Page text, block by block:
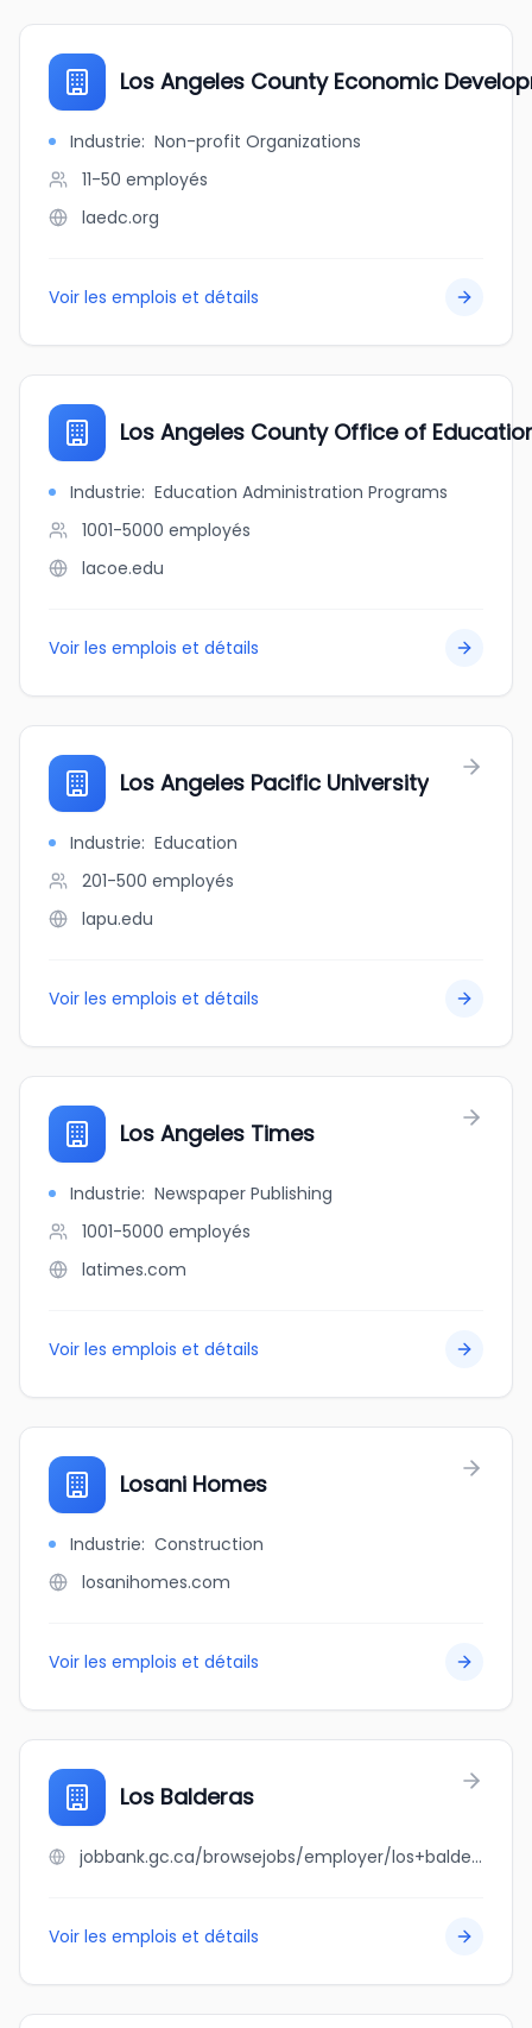
Los Angeles County Economic
Industrie: Non-profit Organizations
11-50 employés
laedc.org
Voir les emplois et détails
Los Angeles County Office of
Industrie: Education Administration Programs
1001-5000 employés
lacoe.edu
Voir les emplois et détails
Los Angeles Pacific University
Industrie: Education
201-500 employés
lapu.edu
Voir les emplois et détails
Los Angeles Times
Industrie: Newspaper Publishing
1001-5000 employés
latimes.com
Voir les emplois et détails
Losani Homes
Industrie: Construction
losanihomes.com
Voir les emplois et détails
Los Balderas
jobbank.gc.ca/browsejobs/employer/los+balderas/ca
Voir les emplois et détails